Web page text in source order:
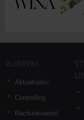
Aktualności
Controlling
Rachunkowość